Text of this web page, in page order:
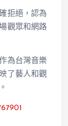
拒絕，認為
觀眾和網路
為台灣音樂
了藝人和觀